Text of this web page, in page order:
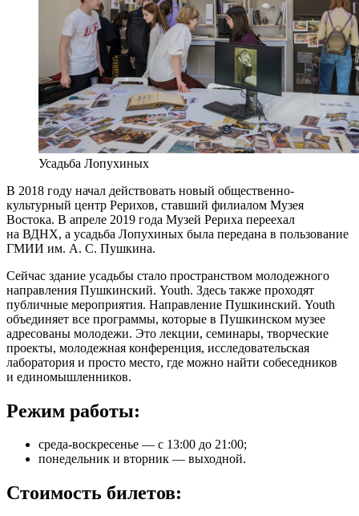
Усадьба Лопухиных
В 2018 году начал действовать новый общественно-
культурный центр Рерихов, ставший филиалом Музея
Востока. В апреле 2019 года Музей Рериха переехал
на ВДНХ, а усадьба Лопухиных была передана в пользование
ГМИИ им. А. С. Пушкина.
Сейчас здание усадьбы стало пространством молодежного
направления Пушкинский. Youth. Здесь также проходят
публичные мероприятия. Направление Пушкинский. Youth
объединяет все программы, которые в Пушкинском музее
адресованы молодежи. Это лекции, семинары, творческие
проекты, молодежная конференция, исследовательская
лаборатория и просто место, где можно найти собеседников
и единомышленников.
Режим работы:
среда-воскресенье — с 13:00 до 21:00;
понедельник и вторник — выходной.
Стоимость билетов: